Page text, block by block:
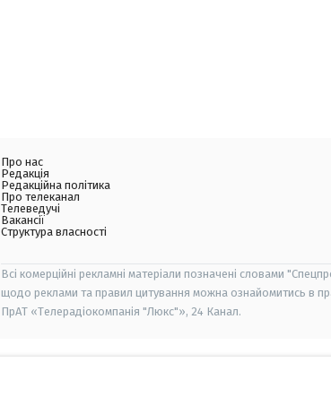
Про нас
Редакція
Редакційна політика
Про телеканал
Телеведучі
Вакансії
Структура власності
Всі комерційні рекламні матеріали позначені словами
щодо реклами та правил цитування можна ознайомитись в
ПрАТ «Телерадіокомпанія "Люкс"», 24 Канал.